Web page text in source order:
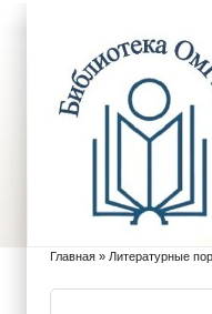
Главная » Литературные